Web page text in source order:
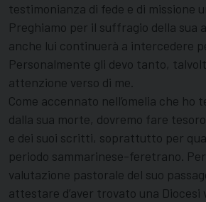
testimonianza di fede e di missione
Preghiamo per il suffragio della sua
anche lui continuerà a intercedere
Personalmente gli devo tanto,
attenzione verso di me.
Come accennato nell’omelia che ho
dalla sua morte, dovremo fare
e dei suoi scritti, soprattutto per
periodo sammarinese-feretrano.
valutazione pastorale del suo
attestare d’aver trovato una Diocesi